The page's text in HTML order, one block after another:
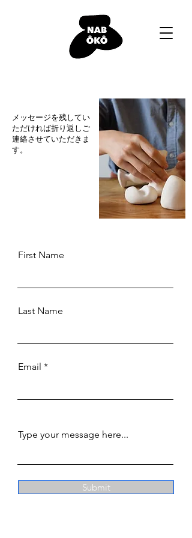
メッセージを残してい
ただければ折り返しご
連絡させていただきま
す。
First Name
Last Name
Email
Type your message here...
Submit